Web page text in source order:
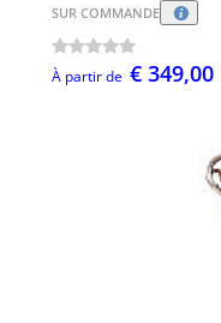
SUR COMMANDE
À partir de € 349,00